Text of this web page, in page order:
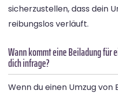
sicherzustellen, dass dein
reibungslos verläuft.
Wann kommt eine Beiladung für
dich infrage?
Wenn du einen Umzug von